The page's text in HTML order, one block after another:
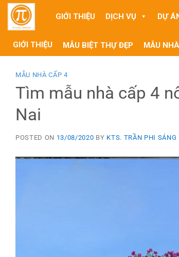
Skip
content
GIỚI THIỆU DỊCH VỤ DỰ
GIỚI THIỆU MẪU BIỆT THỰ ĐẸP MẪU
MẪU NHÀ CẤP 4
Tìm mẫu nhà cấp 4
Nai
POSTED ON 13/08/2020 BY KTS. TRẦN PHI SÁNG